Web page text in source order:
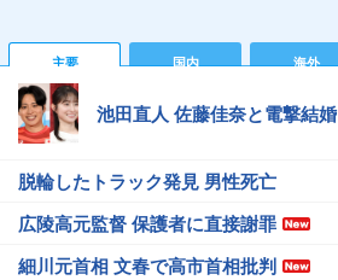
主要 国内 海外
池田直人 佐藤佳奈と電撃結婚
脱輪したトラック発見 男性死亡
広陵高元監督 保護者に直接謝罪
細川元首相 文春で高市首相批判